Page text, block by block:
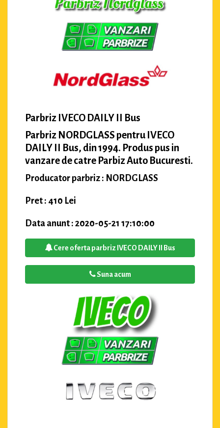
Parbriz IVECO DAILY II Bus
Parbriz NORDGLASS pentru IVECO
DAILY II Bus, din 1994. Produs pus in
vanzare de catre Parbiz Auto Bucuresti.
Producator parbriz : NORDGLASS
Pret : 410 Lei
Data anunt : 2020-05-21 17:10:00
Cere oferta parbriz IVECO DAILY II Bus
Suna acum